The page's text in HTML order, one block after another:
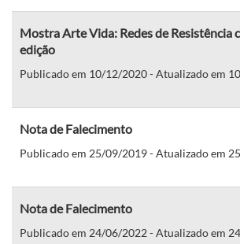
Mostra Arte Vida: Redes de Resistência
edição
Publicado em 10/12/2020 - Atualizado em
Nota de Falecimento
Publicado em 25/09/2019 - Atualizado em
Nota de Falecimento
Publicado em 24/06/2022 - Atualizado em